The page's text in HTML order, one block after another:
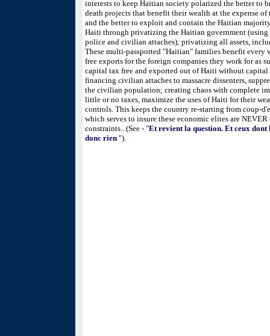
interests to keep Haitian society polarized the better to
death projects that benefit their wealth at the expense
and the better to exploit and contain the Haitian
Haiti through privatizing the Haitian government
police and civilian attaches); privatizing all assets,
These multi-passported "Haitian" families benefit
free exports for the foreign companies they work for as
capital tax free and exported out of Haiti without
financing civilian attaches to massacre dissenters,
the civilian population; creating chaos with complete
little or no taxes, maximize the uses of Haiti for their
controls. This keeps the country re-starting from coup-
which serves to insure these economic elites are
constraints...(See - "Et revient la question. Et ceux
donc rien ").